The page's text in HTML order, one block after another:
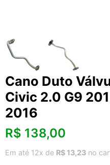
Cano Duto
Civic 2.0 G9
2016
R$ 138,00
Em até 12x de R$ 13,23 no